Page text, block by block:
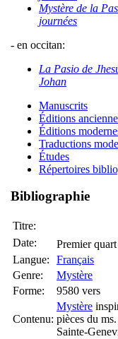
Mystère de la
journées
- en occitan:
La Pasio de
Johan
Manuscrits
Éditions
Éditions
Traductions
Études
Répertoires
Bibliographie
Titre:
Date:
Premier
Langue:
Français
Genre:
Mystère
Forme:
9580 vers
Contenu:
Mystère
pièces du
Sainte-